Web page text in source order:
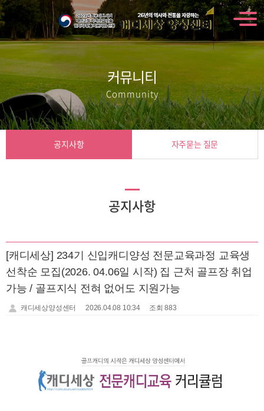
커뮤니티
Community
공지사항 자주묻는 질문
공지사항
[캐디세상] 234기 신입캐디양성 전문교육과정 교육생
선착순 모집(2026. 04.06일 시작) 집 근처 골프장 취업
가능 / 골프지식 전혀 없어도 지원가능
캐디세상양성센터 2026.04.08 10:34 조회 883